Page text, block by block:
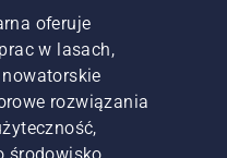
oferuje
w lasach,
rozwiązania